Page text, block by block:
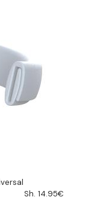
Sh. 14.95€